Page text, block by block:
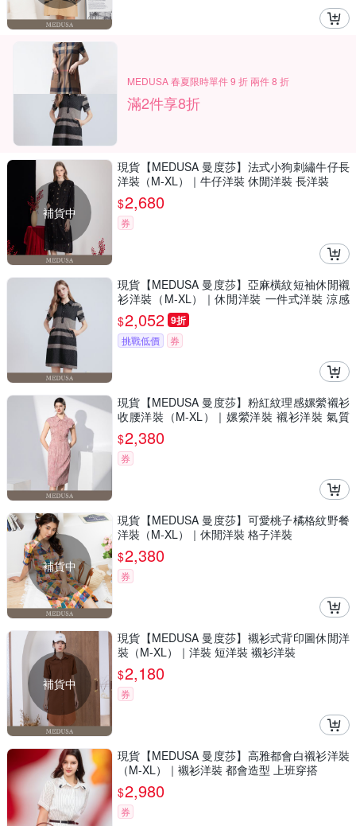
MEDUSA 春夏限時單件 9 折 兩件 8 折
滿2件享8折
補貨中
現貨【MEDUSA 曼度莎】法式小狗刺繡牛仔長
洋裝（M-XL）｜牛仔洋裝 休閒洋裝 長洋裝
$2,680
券
現貨【MEDUSA 曼度莎】亞麻橫紋短袖休閒襯
衫洋裝（M-XL）｜休閒洋裝 一件式洋裝 涼感
透氣亞麻
$2,052 9折
挑戰低價 券
現貨【MEDUSA 曼度莎】粉紅紋理感嫘縈襯衫
收腰洋裝（M-XL）｜嫘縈洋裝 襯衫洋裝 氣質
穿搭
$2,380
券
補貨中
現貨【MEDUSA 曼度莎】可愛桃子橘格紋野餐
洋裝（M-XL）｜休閒洋裝 格子洋裝
$2,380
券
補貨中
現貨【MEDUSA 曼度莎】襯衫式背印圖休閒洋
裝（M-XL）｜洋裝 短洋裝 襯衫洋裝
$2,180
券
現貨【MEDUSA 曼度莎】高雅都會白襯衫洋裝
（M-XL）｜襯衫洋裝 都會造型 上班穿搭
$2,980
券